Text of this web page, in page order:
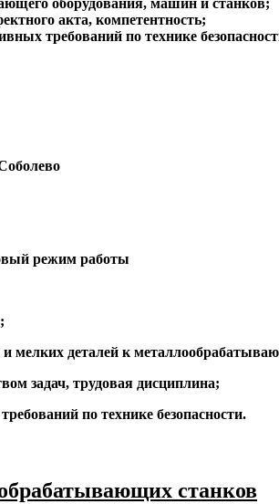
акта, компетентность;
требований по технике
режим работы
деталей к
задач, трудовая дисциплина;
по технике безопасности.
станков